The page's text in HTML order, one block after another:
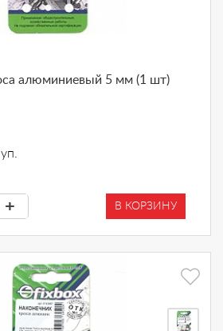
алюминиевый 5 мм (1 шт)
уп.
+ В КОРЗИНУ